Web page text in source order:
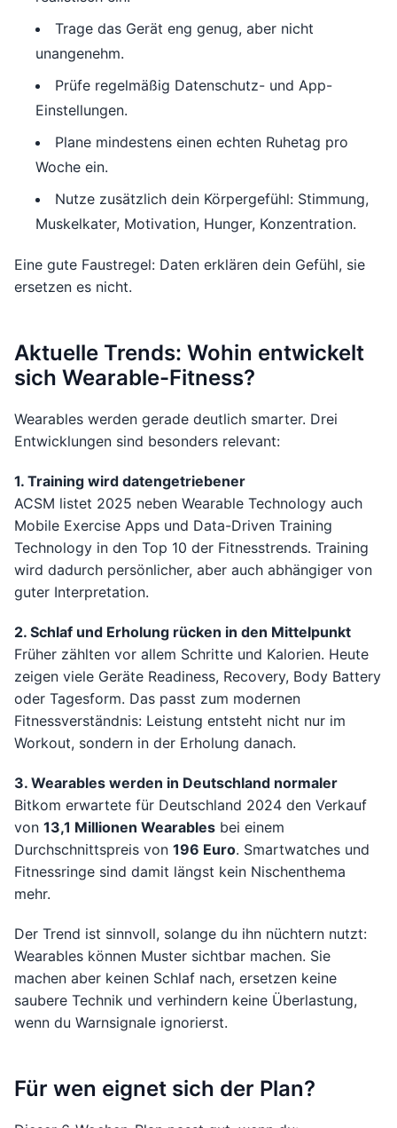
Trage das Gerät eng genug, aber nicht
unangenehm.
Prüfe regelmäßig Datenschutz- und App-
Einstellungen.
Plane mindestens einen echten Ruhetag pro
Woche ein.
Nutze zusätzlich dein Körpergefühl: Stimmung,
Muskelkater, Motivation, Hunger, Konzentration.
Eine gute Faustregel: Daten erklären dein Gefühl, sie
ersetzen es nicht.
Aktuelle Trends: Wohin entwickelt
sich Wearable-Fitness?
Wearables werden gerade deutlich smarter. Drei
Entwicklungen sind besonders relevant:
1. Training wird datengetriebener
ACSM listet 2025 neben Wearable Technology auch
Mobile Exercise Apps und Data-Driven Training
Technology in den Top 10 der Fitnesstrends. Training
wird dadurch persönlicher, aber auch abhängiger von
guter Interpretation.
2. Schlaf und Erholung rücken in den Mittelpunkt
Früher zählten vor allem Schritte und Kalorien. Heute
zeigen viele Geräte Readiness, Recovery, Body Battery
oder Tagesform. Das passt zum modernen
Fitnessverständnis: Leistung entsteht nicht nur im
Workout, sondern in der Erholung danach.
3. Wearables werden in Deutschland normaler
Bitkom erwartete für Deutschland 2024 den Verkauf
von 13,1 Millionen Wearables bei einem
Durchschnittspreis von 196 Euro. Smartwatches und
Fitnessringe sind damit längst kein Nischenthema
mehr.
Der Trend ist sinnvoll, solange du ihn nüchtern nutzt:
Wearables können Muster sichtbar machen. Sie
machen aber keinen Schlaf nach, ersetzen keine
saubere Technik und verhindern keine Überlastung,
wenn du Warnsignale ignorierst.
Für wen eignet sich der Plan?